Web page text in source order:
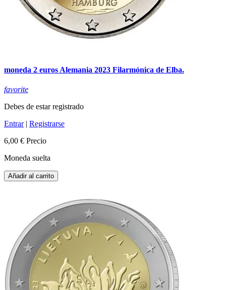
moneda 2 euros Alemania 2023 Filarmónica de Elba.
favorite
Debes de estar registrado
Entrar| Registrarse
6,00 € Precio
Moneda suelta
Añadir al carrito